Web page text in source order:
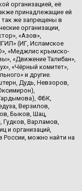
организацией, её
принадлежащие ей
так же запрещены в
организации,
«Азов»,
(ИГ, Исламское
«Меджлис крымско-
«Движение Талибан»,
«Чёрный комитет»,
и другие.
Дудь, Невзоров,
ФБК,
Верзилов,
Быков, Шац,
Гудков, Варламов,
и организаций,
России, можно найти на